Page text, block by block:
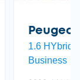
1.6 HYbrid
Business